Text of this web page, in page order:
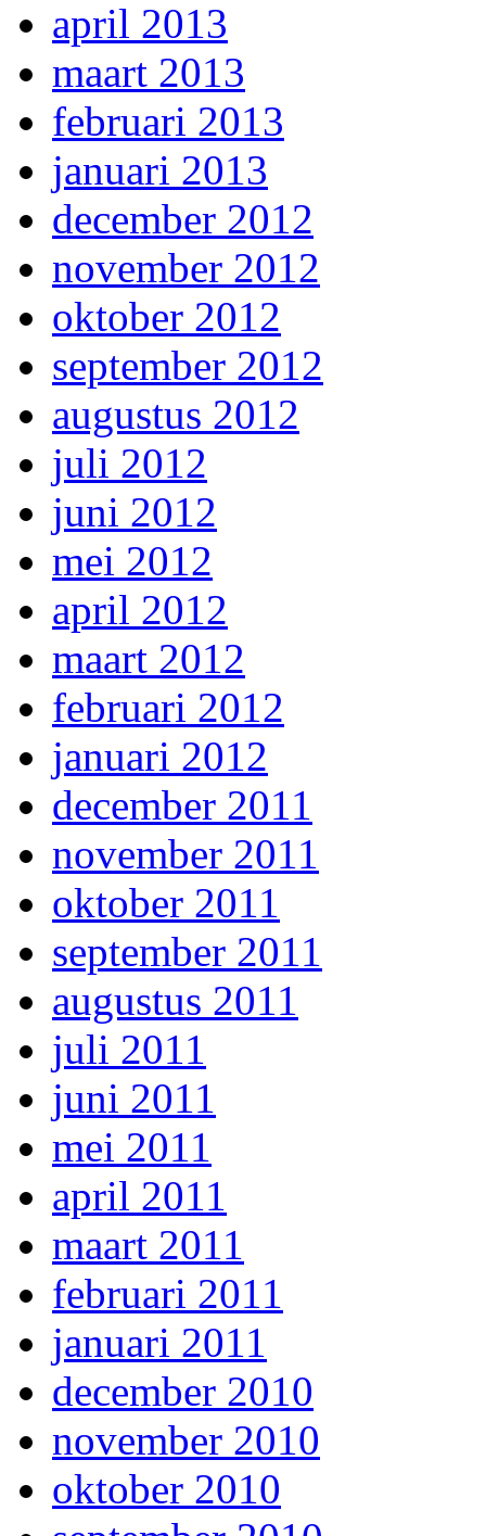
april 2013
maart 2013
februari 2013
januari 2013
december 2012
november 2012
oktober 2012
september 2012
augustus 2012
juli 2012
juni 2012
mei 2012
april 2012
maart 2012
februari 2012
januari 2012
december 2011
november 2011
oktober 2011
september 2011
augustus 2011
juli 2011
juni 2011
mei 2011
april 2011
maart 2011
februari 2011
januari 2011
december 2010
november 2010
oktober 2010